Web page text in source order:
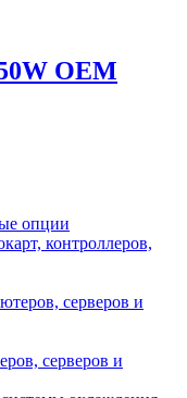
OEM
опции
контроллеров,
серверов и
серверов и